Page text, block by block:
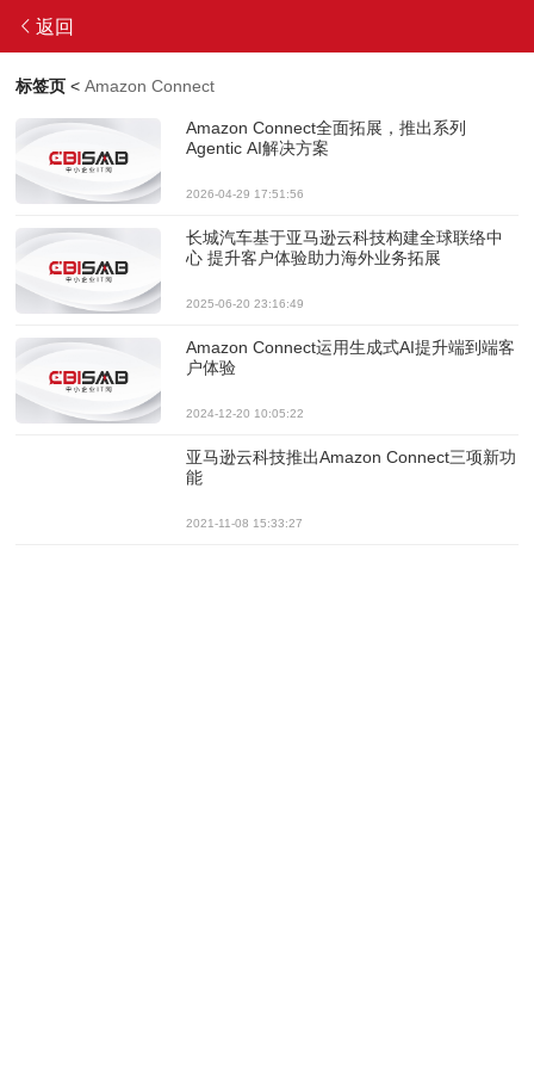
返回
标签页 <Amazon Connect
Amazon Connect全面拓展，推出系列
Agentic AI解决方案
2026-04-29 17:51:56
长城汽车基于亚马逊云科技构建全球联络中
心 提升客户体验助力海外业务拓展
2025-06-20 23:16:49
Amazon Connect运用生成式AI提升端到端客
户体验
2024-12-20 10:05:22
亚马逊云科技推出Amazon Connect三项新功
能
2021-11-08 15:33:27